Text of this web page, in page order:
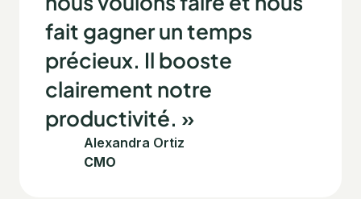
fait gagner un temps
précieux. Il booste
clairement notre
productivité. »
Alexandra Ortiz
CMO